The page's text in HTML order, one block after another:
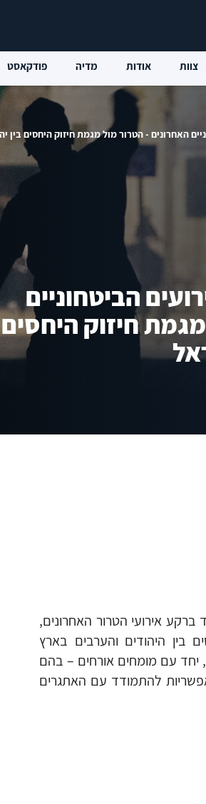
צוות אודות מדיה פודקאסט
האחרונים - הטרור מול מגמת חיזוק היחסים בין
הביטחוניים
חיזוק היחסים
ברקע אירועי הטרור האחרונים,
היהודים והערבים בארץ
יחד עם מומחים אורחים – בהם
להתמודד עם האתגרים